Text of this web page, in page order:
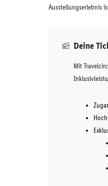
Ausstellungserlebnis
Deine
Mit